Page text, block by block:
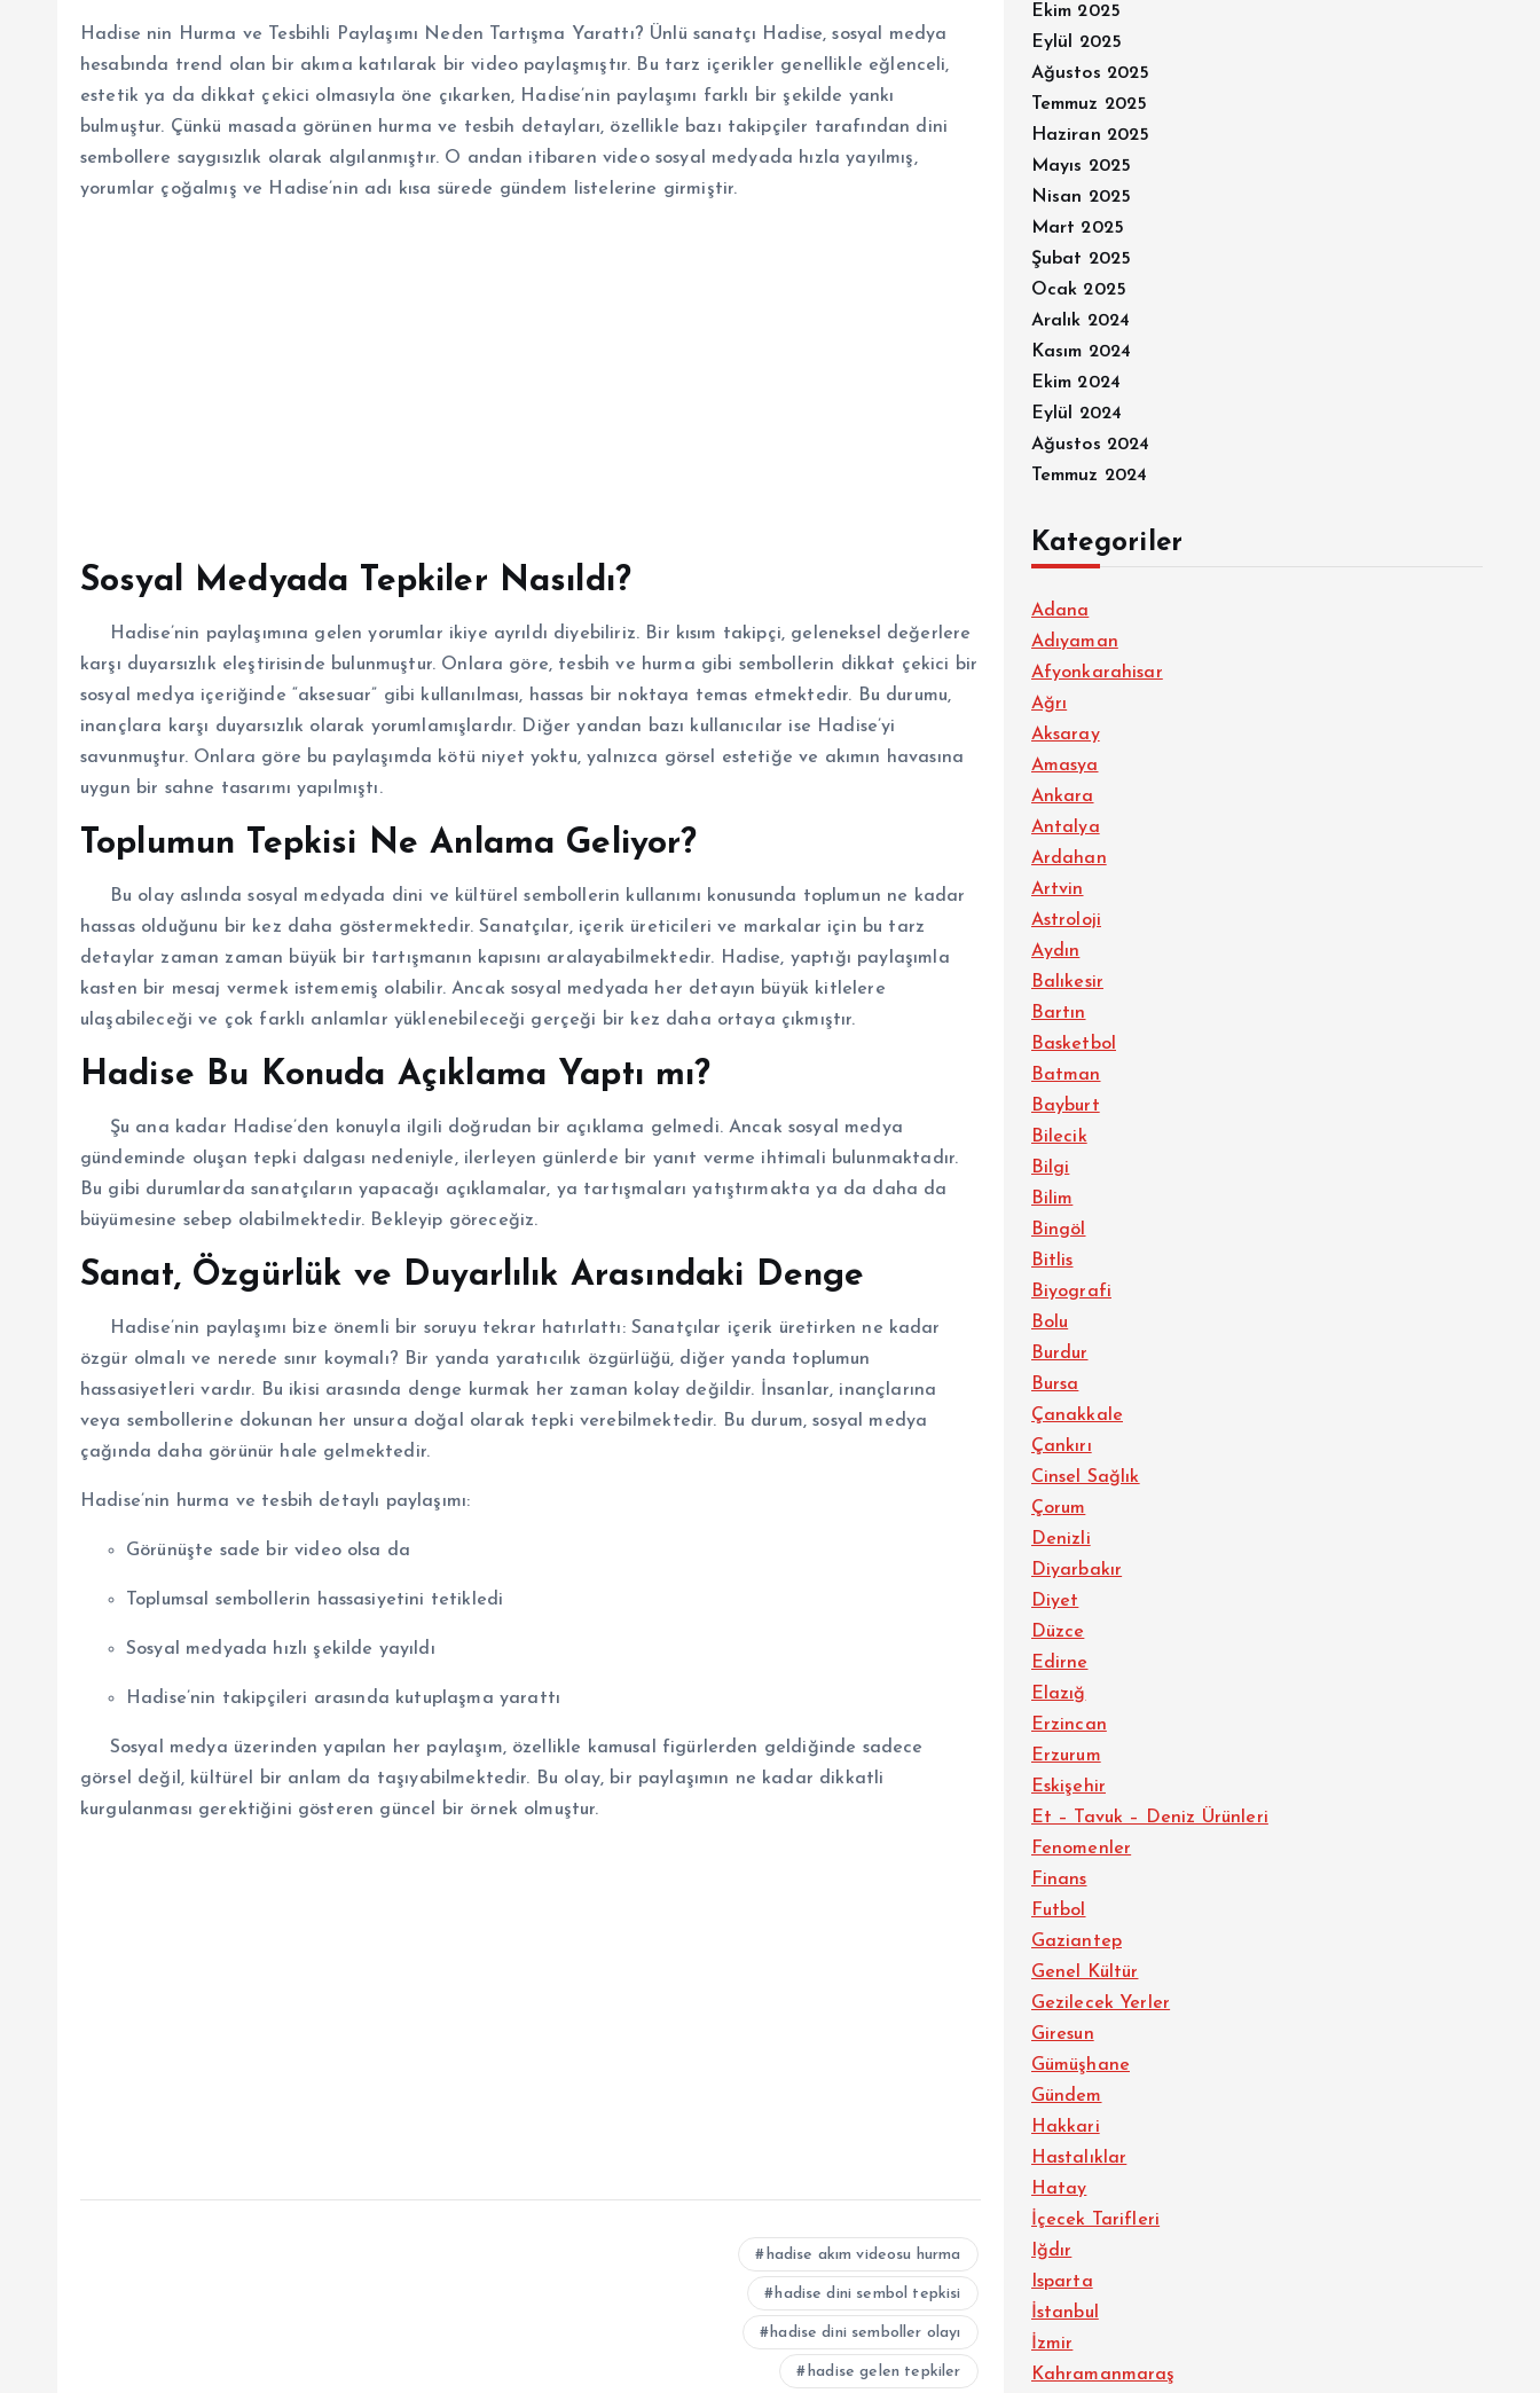
Hadise nin Hurma ve Tesbihli Paylaşımı Neden Tartışma Yarattı? Ünlü sanatçı Hadise, sosyal medya
hesabında trend olan bir akıma katılarak bir video paylaşmıştır. Bu tarz içerikler genellikle eğlenceli,
estetik ya da dikkat çekici olmasıyla öne çıkarken, Hadise’nin paylaşımı farklı bir şekilde yankı
bulmuştur. Çünkü masada görünen hurma ve tesbih detayları, özellikle bazı takipçiler tarafından dini
sembollere saygısızlık olarak algılanmıştır. O andan itibaren video sosyal medyada hızla yayılmış,
yorumlar çoğalmış ve Hadise’nin adı kısa sürede gündem listelerine girmiştir.
Sosyal Medyada Tepkiler Nasıldı?
Hadise’nin paylaşımına gelen yorumlar ikiye ayrıldı diyebiliriz. Bir kısım takipçi, geleneksel değerlere
karşı duyarsızlık eleştirisinde bulunmuştur. Onlara göre, tesbih ve hurma gibi sembollerin dikkat çekici bir
sosyal medya içeriğinde “aksesuar” gibi kullanılması, hassas bir noktaya temas etmektedir. Bu durumu,
inançlara karşı duyarsızlık olarak yorumlamışlardır. Diğer yandan bazı kullanıcılar ise Hadise’yi
savunmuştur. Onlara göre bu paylaşımda kötü niyet yoktu, yalnızca görsel estetiğe ve akımın havasına
uygun bir sahne tasarımı yapılmıştı.
Toplumun Tepkisi Ne Anlama Geliyor?
Bu olay aslında sosyal medyada dini ve kültürel sembollerin kullanımı konusunda toplumun ne kadar
hassas olduğunu bir kez daha göstermektedir. Sanatçılar, içerik üreticileri ve markalar için bu tarz
detaylar zaman zaman büyük bir tartışmanın kapısını aralayabilmektedir. Hadise, yaptığı paylaşımla
kasten bir mesaj vermek istememiş olabilir. Ancak sosyal medyada her detayın büyük kitlelere
ulaşabileceği ve çok farklı anlamlar yüklenebileceği gerçeği bir kez daha ortaya çıkmıştır.
Hadise Bu Konuda Açıklama Yaptı mı?
Şu ana kadar Hadise’den konuyla ilgili doğrudan bir açıklama gelmedi. Ancak sosyal medya
gündeminde oluşan tepki dalgası nedeniyle, ilerleyen günlerde bir yanıt verme ihtimali bulunmaktadır.
Bu gibi durumlarda sanatçıların yapacağı açıklamalar, ya tartışmaları yatıştırmakta ya da daha da
büyümesine sebep olabilmektedir. Bekleyip göreceğiz.
Sanat, Özgürlük ve Duyarlılık Arasındaki Denge
Hadise’nin paylaşımı bize önemli bir soruyu tekrar hatırlattı: Sanatçılar içerik üretirken ne kadar
özgür olmalı ve nerede sınır koymalı? Bir yanda yaratıcılık özgürlüğü, diğer yanda toplumun
hassasiyetleri vardır. Bu ikisi arasında denge kurmak her zaman kolay değildir. İnsanlar, inançlarına
veya sembollerine dokunan her unsura doğal olarak tepki verebilmektedir. Bu durum, sosyal medya
çağında daha görünür hale gelmektedir.
Hadise’nin hurma ve tesbih detaylı paylaşımı:
Görünüşte sade bir video olsa da
Toplumsal sembollerin hassasiyetini tetikledi
Sosyal medyada hızlı şekilde yayıldı
Hadise’nin takipçileri arasında kutuplaşma yarattı
Sosyal medya üzerinden yapılan her paylaşım, özellikle kamusal figürlerden geldiğinde sadece
görsel değil, kültürel bir anlam da taşıyabilmektedir. Bu olay, bir paylaşımın ne kadar dikkatli
kurgulanması gerektiğini gösteren güncel bir örnek olmuştur.
hadise akım videosu hurma
hadise dini sembol tepkisi
hadise dini semboller olayı
hadise gelen tepkiler
Ekim 2025
Eylül 2025
Ağustos 2025
Temmuz 2025
Haziran 2025
Mayıs 2025
Nisan 2025
Mart 2025
Şubat 2025
Ocak 2025
Aralık 2024
Kasım 2024
Ekim 2024
Eylül 2024
Ağustos 2024
Temmuz 2024
Kategoriler
Adana
Adıyaman
Afyonkarahisar
Ağrı
Aksaray
Amasya
Ankara
Antalya
Ardahan
Artvin
Astroloji
Aydın
Balıkesir
Bartın
Basketbol
Batman
Bayburt
Bilecik
Bilgi
Bilim
Bingöl
Bitlis
Biyografi
Bolu
Burdur
Bursa
Çanakkale
Çankırı
Cinsel Sağlık
Çorum
Denizli
Diyarbakır
Diyet
Düzce
Edirne
Elazığ
Erzincan
Erzurum
Eskişehir
Et – Tavuk – Deniz Ürünleri
Fenomenler
Finans
Futbol
Gaziantep
Genel Kültür
Gezilecek Yerler
Giresun
Gümüşhane
Gündem
Hakkari
Hastalıklar
Hatay
İçecek Tarifleri
Iğdır
Isparta
İstanbul
İzmir
Kahramanmaraş